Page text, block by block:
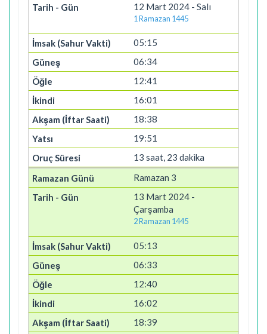
12 Mart 2024 - Salı
1 Ramazan 1445
05:15
06:34
12:41
16:01
18:38
19:51
13 saat, 23 dakika
Ramazan 3
13 Mart 2024 -
Çarşamba
2 Ramazan 1445
05:13
06:33
12:40
16:02
18:39